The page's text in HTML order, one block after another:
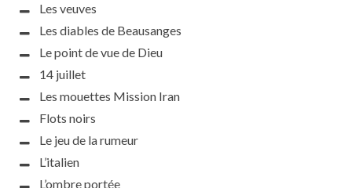
Les veuves
Les diables de Beausanges
Le point de vue de Dieu
14 juillet
Les mouettes Mission Iran
Flots noirs
Le jeu de la rumeur
L’italien
L’ombre portée